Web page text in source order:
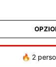
🔥 2